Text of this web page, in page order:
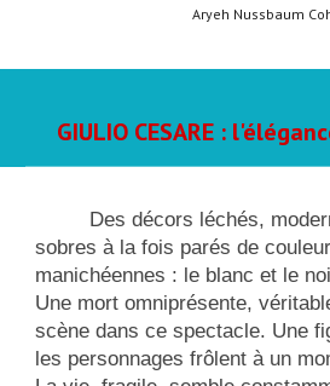
Aryeh Nussbaum
GIULIO CESARE :
Des décors léchés,
sobres à la fois parés de
manichéennes : le blanc et le
Une mort omniprésente,
scène dans ce spectacle. Une
les personnages frôlent à un